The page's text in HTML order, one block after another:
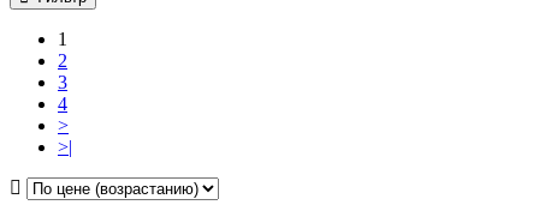
1
2
3
4
>
>|